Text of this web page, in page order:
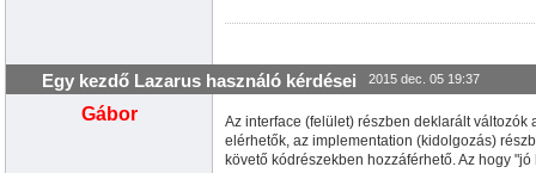
Egy kezdő Lazarus használó kérdései 2015 dec. 05 19:37
Gábor
Az interface (felület) részben deklarált
elérhetők, az implementation (kidolgozás)
követő kódrészekben hozzáférhető. Az hogy